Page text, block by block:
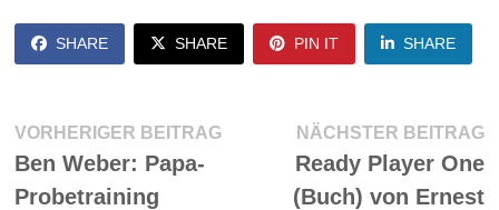
SHARE SHARE PIN IT SHARE
Beitragsnavigation
VORHERIGER BEITRAGVorheriger
Ben Weber: Papa-
Probetraining
NÄCHSTER BEITRAG
Ready Player One
(Buch) von Ernest